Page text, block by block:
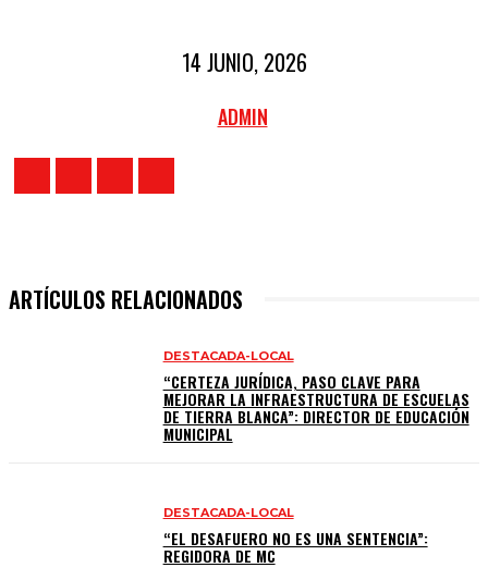
14 JUNIO, 2026
ADMIN
ARTÍCULOS RELACIONADOS
DESTACADA-LOCAL
“CERTEZA JURÍDICA, PASO CLAVE PARA
MEJORAR LA INFRAESTRUCTURA DE ESCUELAS
DE TIERRA BLANCA”: DIRECTOR DE EDUCACIÓN
MUNICIPAL
DESTACADA-LOCAL
“EL DESAFUERO NO ES UNA SENTENCIA”:
REGIDORA DE MC